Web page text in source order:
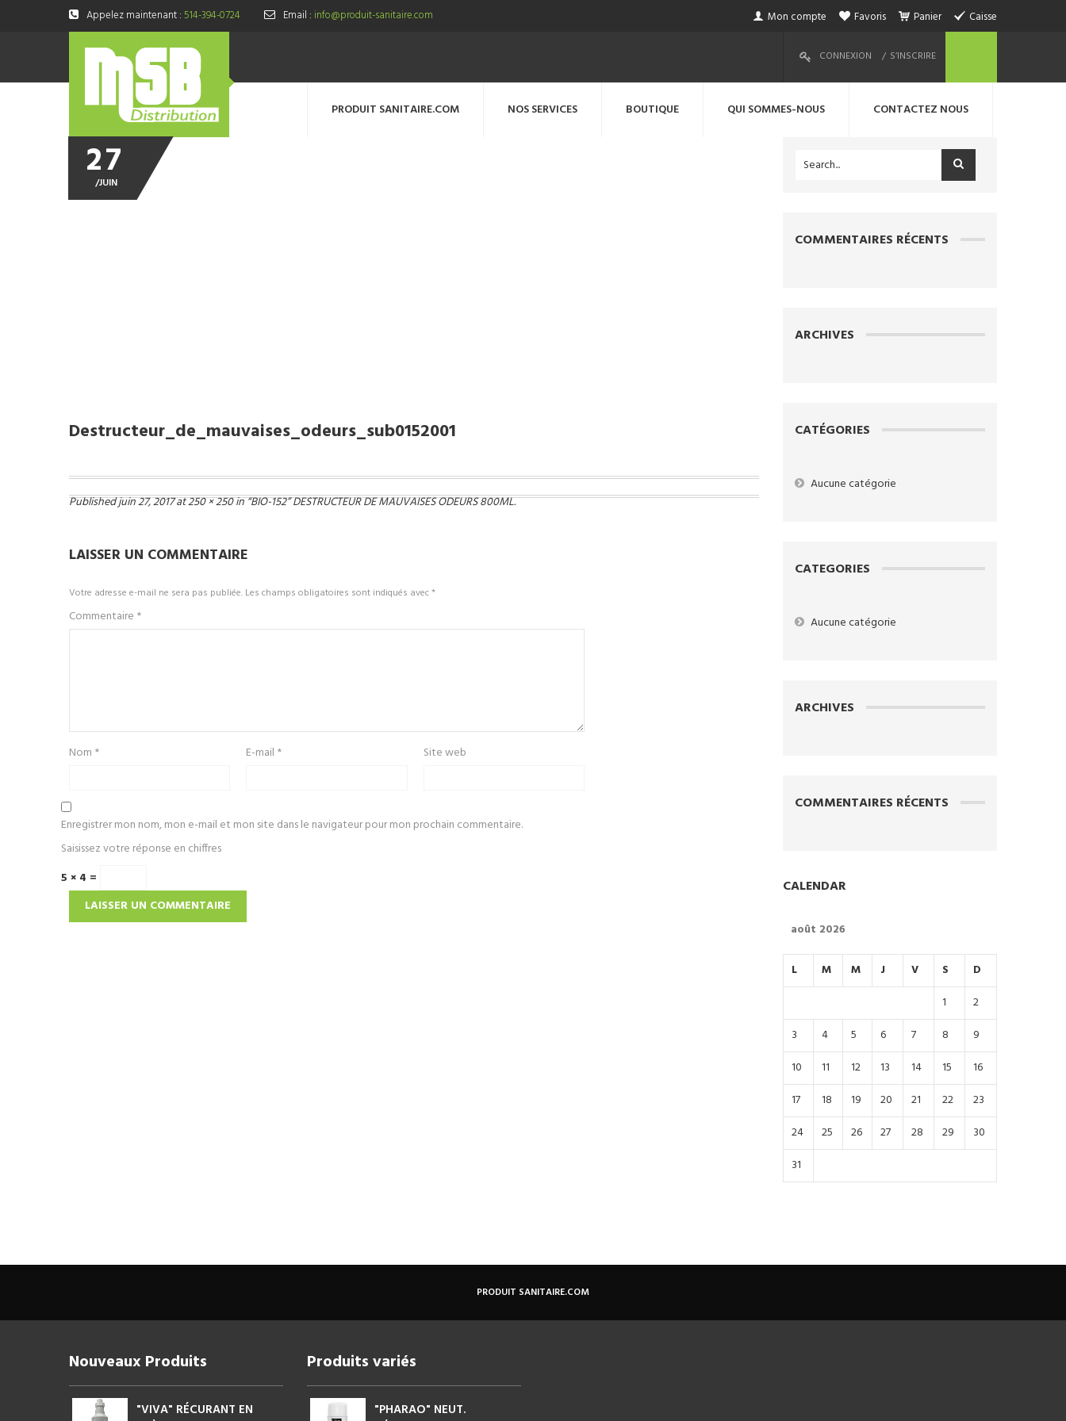
Appelez maintenant :514-394-0724 Email : info@produit-sanitaire.com Mon compte Favoris Panier Caisse
CONNEXION S’INSCRIRE
PRODUIT SANITAIRE.COM NOS SERVICES BOUTIQUE QUI SOMMES-NOUS CONTACTEZ NOUS
27
/JUIN
Destructeur_de_mauvaises_odeurs_sub0152001
Publishedjuin 27, 2017at250 × 250in“BIO-152” DESTRUCTEUR DE MAUVAISES ODEURS 800ML.
LAISSER UN COMMENTAIRE
Votre adresse e-mail ne sera pas publiée. Les champs obligatoires sont indiqués avec*
Commentaire *
Nom * E-mail * Site web
Enregistrer mon nom, mon e-mail et mon site dans le navigateur pour mon prochain commentaire.
Saisissez votre réponse en chiffres
5 × 4 =
COMMENTAIRES RÉCENTS
ARCHIVES
CATÉGORIES
Aucune catégorie
CATEGORIES
Aucune catégorie
ARCHIVES
COMMENTAIRES RÉCENTS
CALENDAR
août 2026
L M M J V S
D
1
2
3
4 5 6 7 8
9
10
11 12 13 14 15
16
17
18 19 20 21 22
23
24
25 26 27 28 29
30
31
PRODUIT SANITAIRE.COM
Nouveaux Produits
"VIVA" RÉCURANT EN
Produits variés
"PHARAO" NEUT.